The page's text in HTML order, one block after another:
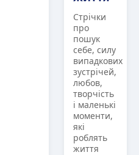
Стрічки
про
пошук
себе, силу
випадкових
зустрічей,
любов,
творчість
і маленькі
моменти,
які
роблять
життя